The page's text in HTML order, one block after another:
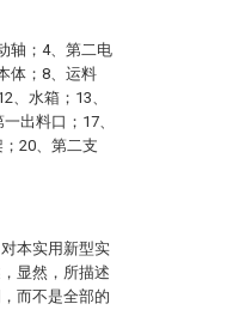
轴；4、第二电
体；8、运料
、水箱；13、
出料口；17、
20、第二支
本实用新型实
显然，所描述
而不是全部的